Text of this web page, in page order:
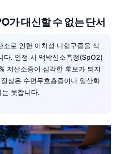
가 대신할 수 없는 단서
소로 인한 이차성 다혈구증을 식
다. 안정 시 맥박산소측정(SpO2)
저산소증이 심각한 후보가 되지
상은 수면무호흡증이나 일산화
못합니다.